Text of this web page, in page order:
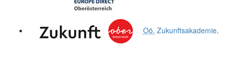
Oö. Zukunftsakademie.